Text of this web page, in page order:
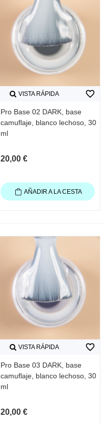
VISTA RÁPIDA
Pro Base 02 DARK, base
camuflaje, blanco lechoso, 30
ml
20,00 €
favorite_border
AÑADIR A LA CESTA
VISTA RÁPIDA
Pro Base 03 DARK, base
camuflaje, blanco lechoso, 30
ml
20,00 €
favorite_border